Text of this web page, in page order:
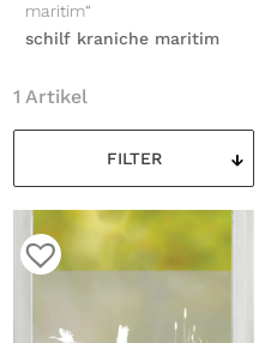
maritim“
schilf kraniche maritim
FILTER
1 Artikel